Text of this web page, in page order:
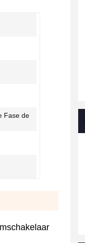
Fase de